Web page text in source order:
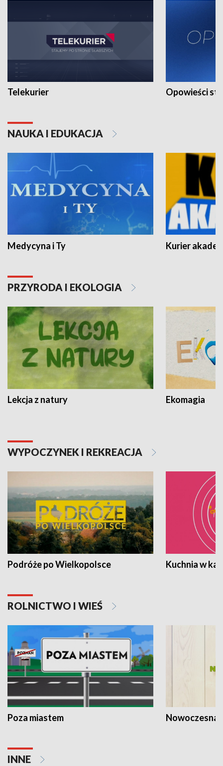
Telekurier Opowieści
NAUKA I EDUKACJA
Medycyna i Ty Kurier
PRZYRODA I EKOLOGIA
Lekcja z natury Ekomagia
WYPOCZYNEK I REKREACJA
Podróże po Wielkopolsce Kuchnia w
ROLNICTWO I WIEŚ
Poza miastem Nowoczesna
INNE